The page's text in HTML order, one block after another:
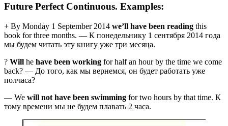
Future Perfect Continuous. Examples:
+ By Monday 1 September 2014 we’ll have been reading this
book for three months. — К понедельнику 1 сентября 2014 года
мы будем читать эту книгу уже три месяца.
? Will he have been working for half an hour by the time we come
back? — До того, как мы вернемся, он будет работать уже
полчаса?
— We will not have been swimming for two hours by that time. К
тому времени мы не будем плавать 2 часа.